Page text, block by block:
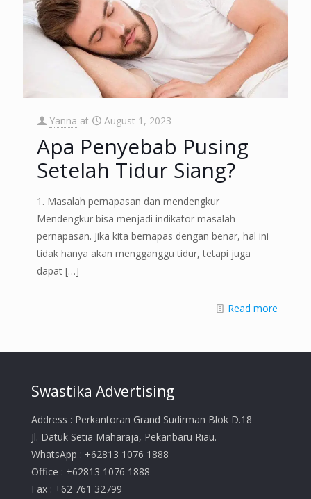
Yanna at August 1, 2023
Apa Penyebab Pusing
Setelah Tidur Siang?
1. Masalah pernapasan dan mendengkur
Mendengkur bisa menjadi indikator masalah
pernapasan. Jika kita bernapas dengan benar, hal ini
tidak hanya akan mengganggu tidur, tetapi juga
dapat […]
Read more
Swastika Advertising
Address : Perkantoran Grand Sudirman Blok D.18
Jl. Datuk Setia Maharaja, Pekanbaru Riau.
WhatsApp : +62813 1076 1888
Office : +62813 1076 1888
Fax : +62 761 32799